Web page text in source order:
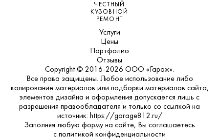
ЧЕСТНЫЙ
КУЗОВНОЙ
РЕМОНТ
Услуги
Цены
Портфолио
Отзывы
Copyright © 2016-2026 ООО «Гараж».
Все права защищены. Любое использование либо
копирование материалов или подборки материалов сайта,
элементов дизайна и оформления допускается лишь с
разрешения правообладателя и только со ссылкой на
источник: https://garage812.ru/
Заполняя любую форму на сайте, Вы соглашаетесь
с политикой конфиденциальности